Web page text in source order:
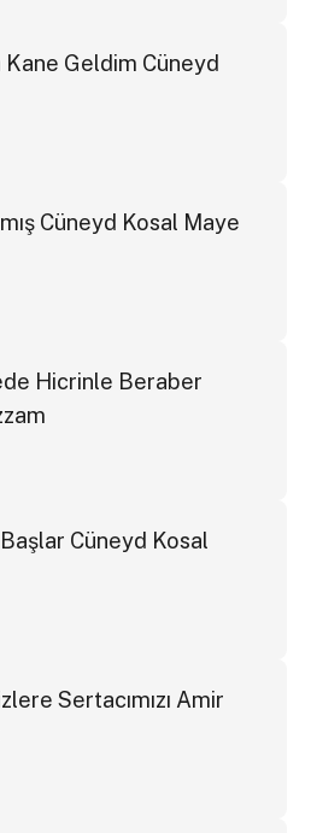
Kane Geldim Cüneyd
Cüneyd Kosal Maye
Hicrinle Beraber
Cüneyd Kosal
Sertacımızı Amir